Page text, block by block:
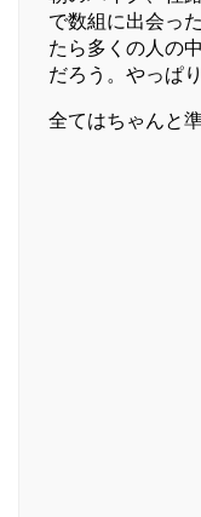
で数組に出会っ
たら多くの人の
だろう。やっぱ
全てはちゃんと